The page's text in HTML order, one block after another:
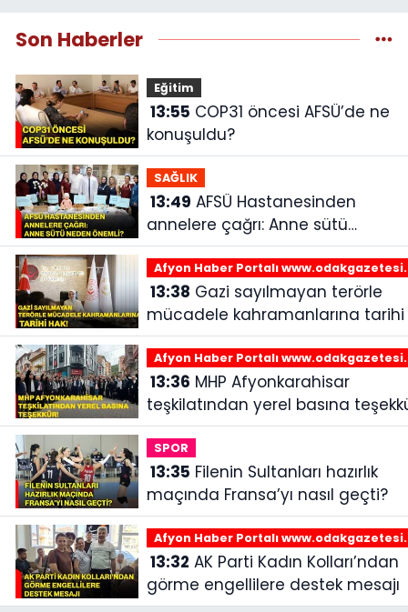
Son Haberler
Eğitim
13:55
konuşuldu?
SAĞLIK
13:49
annelere çağrı: Anne sütü
neden önemli?
Afyon Haber Portalı
13:38
mücadele kahramanlarına tarihi
Afyon Haber Portalı
13:36
teşkilatından yerel basına
SPOR
13:35
maçında Fransa’yı nasıl geçti?
Afyon Haber Portalı
13:32
görme engellilere destek mesajı